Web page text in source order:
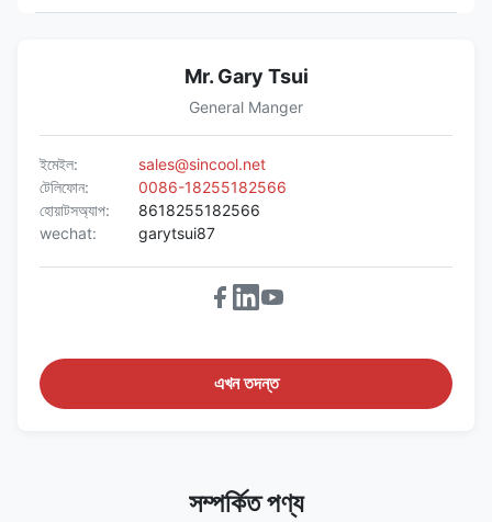
Mr. Gary Tsui
General Manger
ইমেইল:
sales@sincool.net
টেলিফোন:
0086-18255182566
হোয়াটসঅ্যাপ:
8618255182566
wechat:
garytsui87
এখন তদন্ত
সম্পর্কিত পণ্য